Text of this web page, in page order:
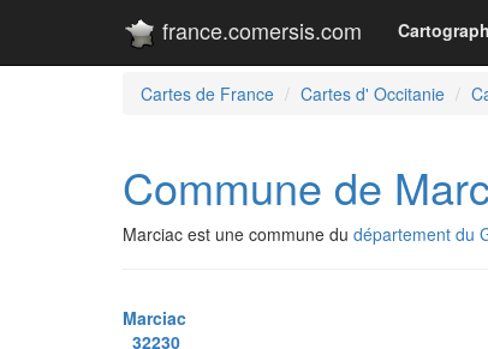
france.comersis.com
Cartes de France Cartes d' Occitanie
Commune de
Marciac est une commune du département du
Marciac
32230